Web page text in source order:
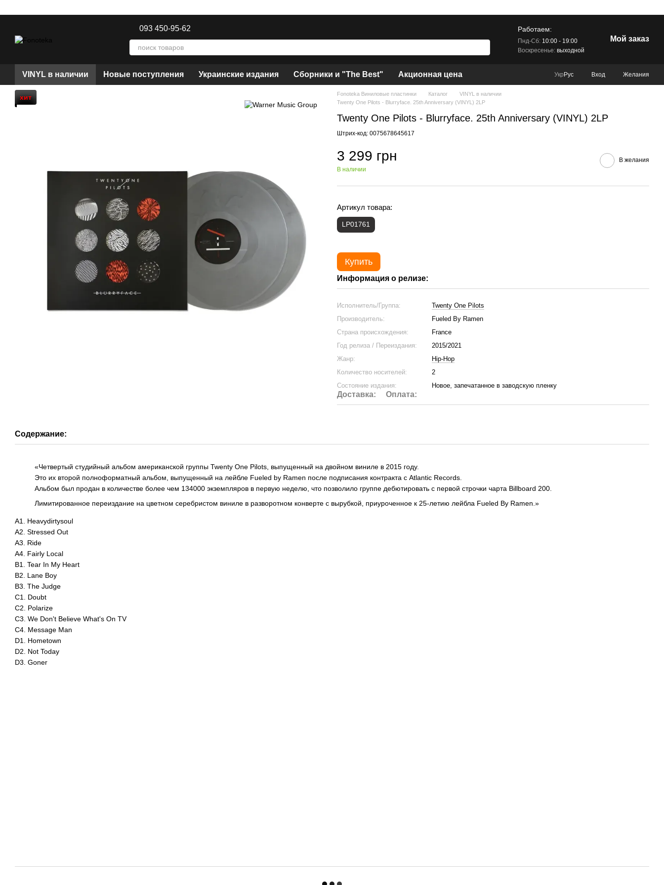
093 450-95-62 Работаем:
Пнд-Сб:10:00 - 19:00
Воскресенье:выходной
Мой заказ
VINYL в наличии Новые поступления Украинские издания Сборники и "The Best" Акционная цена Укр Рус Вход Желания
хит Fonoteka Виниловые пластинки Каталог
VINYL в наличии
Twenty One Pilots - Blurryface. 25th Anniversary (VINYL) 2LP
Twenty One Pilots - Blurryface. 25th Anniversary (VINYL) 2LP
Штрих-код: 0075678645617
3 299 грн
В наличии
В желания
Артикул товара:
LP01761
Купить
Информация о релизе:
Исполнитель/Группа:
Twenty One Pilots
Производитель:
Fueled By Ramen
Страна происхождения:
France
Год релиза / Переиздания:
2015/2021
Жанр:
Hip-Hop
Количество носителей:
2
Состояние издания:
Новое, запечатанное в заводскую пленку
Доставка: Оплата:
Содержание:
«Четвертый студийный альбом американской группы Twenty One Pilots, выпущенный на двойном виниле в 2015 году.
Это их второй полноформатный альбом, выпущенный на лейбле Fueled by Ramen после подписания контракта с Atlantic Records.
Альбом был продан в количестве более чем 134000 экземпляров в первую неделю, что позволило группе дебютировать с первой строчки чарта Billboard 200.
Лимитированное переиздание на цветном серебристом виниле в разворотном конверте с вырубкой, приуроченное к 25-летию лейбла Fueled By Ramen.»
A1. Heavydirtysoul
A2. Stressed Out
A3. Ride
A4. Fairly Local
B1. Tear In My Heart
B2. Lane Boy
B3. The Judge
C1. Doubt
C2. Polarize
C3. We Don't Believe What's On TV
C4. Message Man
D1. Hometown
D2. Not Today
D3. Goner